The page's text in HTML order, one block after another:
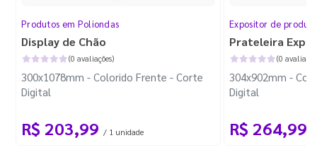
Produtos em Poliondas
Display de Chão
(0 avaliações)
300x1078mm - Colorido Frente - Corte
Digital
R$ 203,99 / 1 unidade
Expositor de
Prateleira
(0
304x902mm -
Digital
R$ 264,99